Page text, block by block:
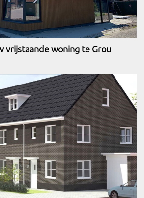
vrijstaande woning te Grou